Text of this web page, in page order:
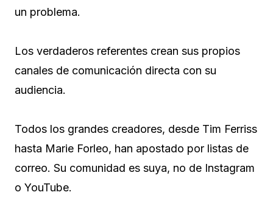
un problema.
Los verdaderos referentes crean sus propios
canales de comunicación directa con su
audiencia.
Todos los grandes creadores, desde Tim Ferriss
hasta Marie Forleo, han apostado por listas de
correo. Su comunidad es suya, no de Instagram
o YouTube.